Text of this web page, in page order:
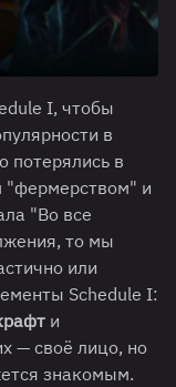
I, чтобы
в
потерялись в
"фермерством" и
"Во все
то мы
или
Schedule I:
и
— своё лицо, но
знакомым.